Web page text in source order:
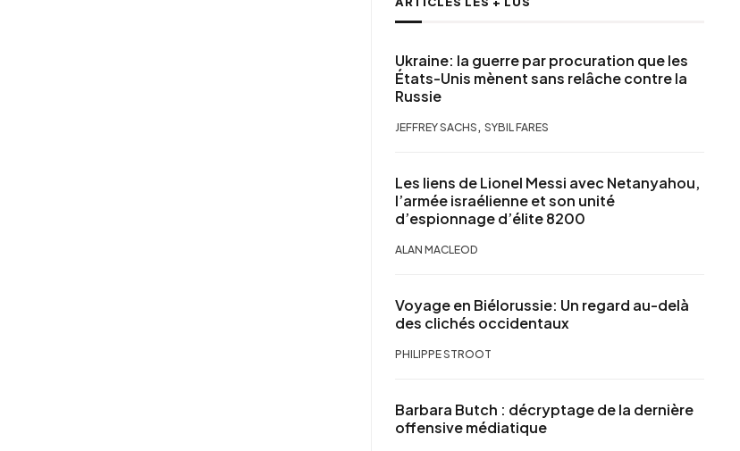
Ukraine: la guerre par procuration que les
États-Unis mènent sans relâche contre la
Russie
JEFFREY SACHS , SYBIL FARES
Les liens de Lionel Messi avec Netanyahou,
l’armée israélienne et son unité
d’espionnage d’élite 8200
ALAN MACLEOD
Voyage en Biélorussie: Un regard au-delà
des clichés occidentaux
PHILIPPE STROOT
Barbara Butch : décryptage de la dernière
offensive médiatique